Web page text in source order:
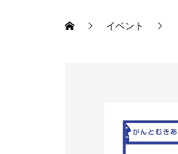
イベント